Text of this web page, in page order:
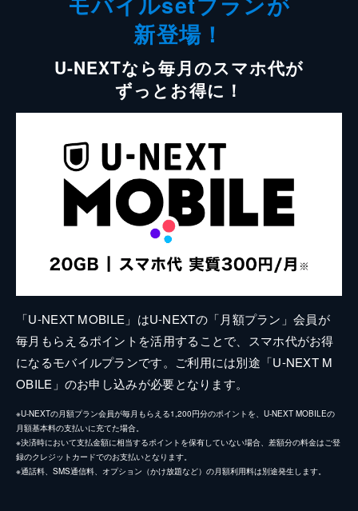
新登場！
U-NEXTなら毎月のスマホ代が
ずっとお得に！
「U-NEXT MOBILE」はU-NEXTの「月額プラン」会員が
毎月もらえるポイントを活用することで、スマホ代がお得
になるモバイルプランです。ご利用には別途「U-NEXT M
OBILE」のお申し込みが必要となります。
※U-NEXTの月額プラン会員が毎月もらえる1,200円分のポイントを、U-NEXT MOBILEの
月額基本料の支払いに充てた場合。
※決済時において支払金額に相当するポイントを保有していない場合、差額分の料金はご登
録のクレジットカードでのお支払いとなります。
※通話料、SMS通信料、オプション（かけ放題など）の月額利用料は別途発生します。